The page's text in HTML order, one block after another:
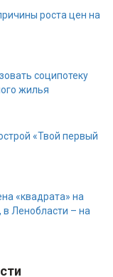
роста цен на
соципотеку
жилья
«Твой первый
«квадрата» на
в Ленобласти – на